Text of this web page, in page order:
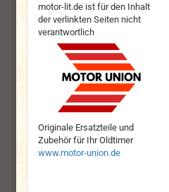
motor-lit.de ist für den Inhalt
der verlinkten Seiten nicht
verantwortlich
Originale Ersatzteile und
Zubehör für Ihr Oldtimer
www.motor-union.de